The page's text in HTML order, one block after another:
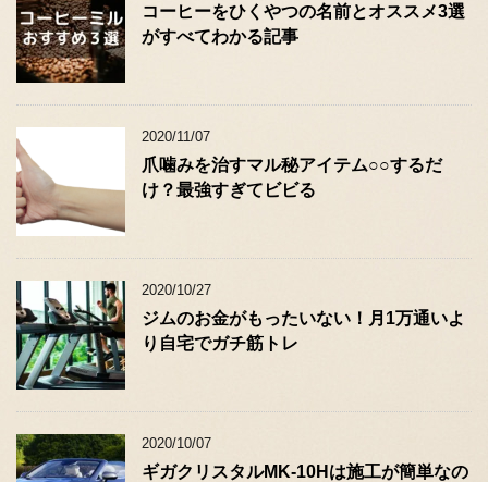
コーヒーをひくやつの名前とオススメ3選
がすべてわかる記事
2020/11/07
爪噛みを治すマル秘アイテム○○するだ
け？最強すぎてビビる
2020/10/27
ジムのお金がもったいない！月1万通いよ
り自宅でガチ筋トレ
2020/10/07
ギガクリスタルMK-10Hは施工が簡単なの